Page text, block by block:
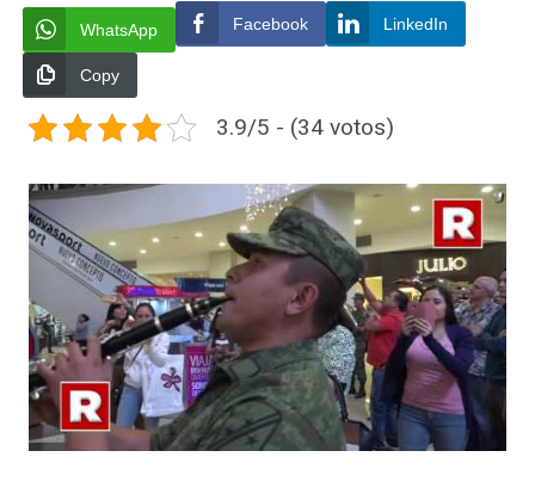
WhatsApp Facebook LinkedIn
Copy
3.9/5 - (34 votos)